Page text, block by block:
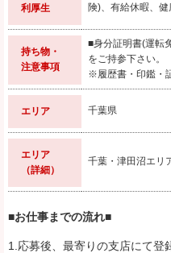
利厚生
険)、有給休暇、
持ち物・
注意事項
■身分証明書(運転
をご持参下さい。
※履歴書・印鑑・
エリア 千葉県
エリア
（詳細）
千葉・津田沼エリ
■お仕事までの流れ■
1.応募後、最寄りの支店にて登